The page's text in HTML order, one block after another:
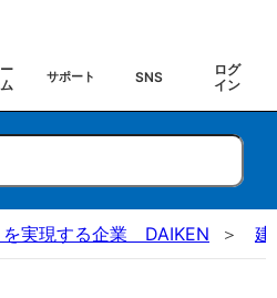
サポート SNS
ログ
イン
を実現する企業 DAIKEN 建